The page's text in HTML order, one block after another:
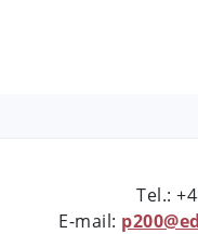
Tel.:
E-mail: